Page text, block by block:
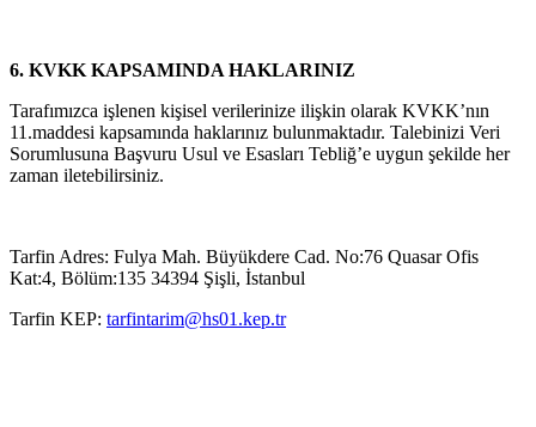
6. KVKK KAPSAMINDA HAKLARINIZ
Tarafımızca işlenen kişisel verilerinize ilişkin olarak KVKK’nın
11.maddesi kapsamında haklarınız bulunmaktadır. Talebinizi Veri
Sorumlusuna Başvuru Usul ve Esasları Tebliğ’e uygun şekilde her
zaman iletebilirsiniz.
Tarfin Adres: Fulya Mah. Büyükdere Cad. No:76 Quasar Ofis
Kat:4, Bölüm:135 34394 Şişli, İstanbul
Tarfin KEP: tarfintarim@hs01.kep.tr